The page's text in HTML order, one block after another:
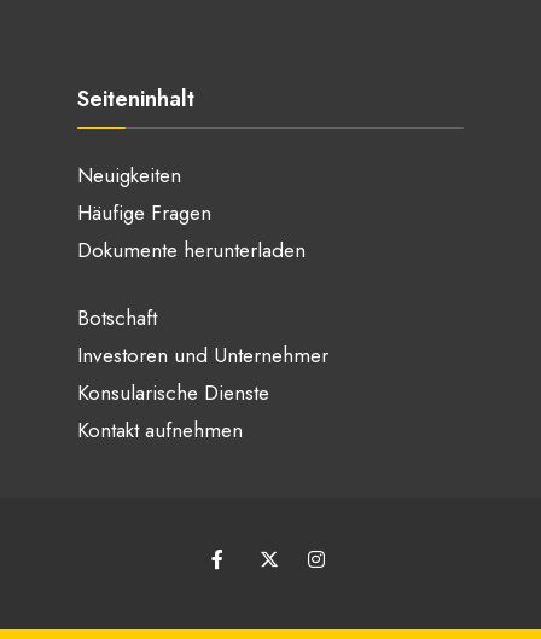
Seiteninhalt
Neuigkeiten
Häufige Fragen
Dokumente herunterladen
Botschaft
Investoren und Unternehmer
Konsularische Dienste
Kontakt aufnehmen